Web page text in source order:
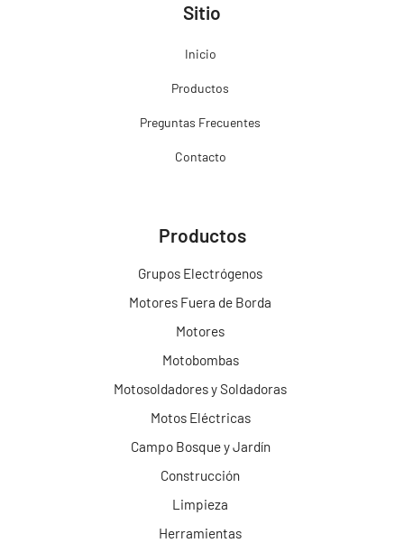
Sitio
Inicio
Productos
Preguntas Frecuentes
Contacto
Productos
Grupos Electrógenos
Motores Fuera de Borda
Motores
Motobombas
Motosoldadores y Soldadoras
Motos Eléctricas
Campo Bosque y Jardín
Construcción
Limpieza
Herramientas